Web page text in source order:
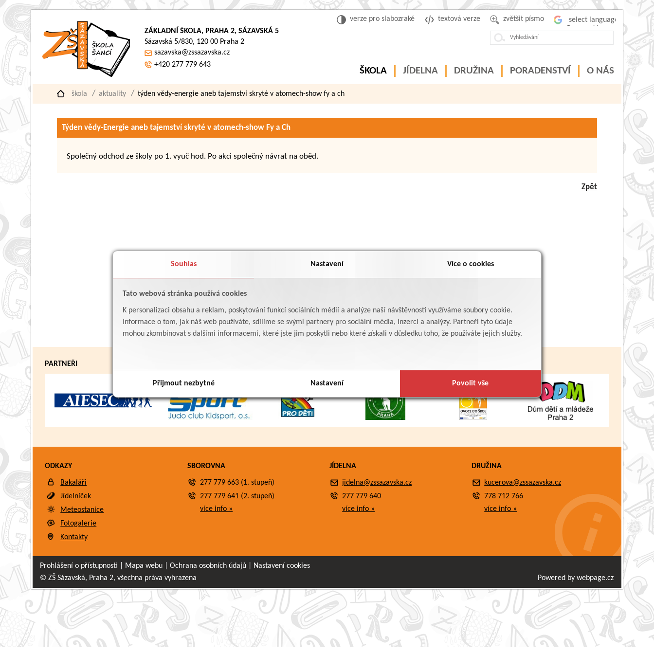
Souhlas Nastavení Více o cookies
Tato webová stránka používá cookies
K personalizaci obsahu a reklam, poskytování funkcí sociálních médií a analýze naší návštěvnosti využíváme soubory cookie.
Informace o tom, jak náš web používáte, sdílíme se svými partnery pro sociální média, inzerci a analýzy. Partneři tyto údaje
mohou zkombinovat s dalšími informacemi, které jste jim poskytli nebo které získali v důsledku toho, že používáte jejich služby.
Přijmout nezbytné Nastavení Povolit vše
zvětšit písmo
textová verze
verze pro slabozraké
ZÁKLADNÍ ŠKOLA, PRAHA 2, SÁZAVSKÁ 5
Sázavská 5/830, 120 00 Praha 2
sazavska@zssazavska.cz
+420 277 779 643
ŠKOLA JÍDELNA DRUŽINA PORADENSTVÍ O NÁS
škola aktuality týden vědy-energie aneb tajemství skryté v atomech-show fy a ch
Týden vědy-Energie aneb tajemství skryté v atomech-show Fy a Ch
Společný odchod ze školy po 1. vyuč hod. Po akci společný návrat na oběd.
Zpět
PARTNEŘI
ODKAZY
Bakaláři
Jídelníček
Meteostanice
Fotogalerie
Kontakty
SBOROVNA
277 779 663 (1. stupeň)
277 779 641 (2. stupeň)
více info »
JÍDELNA
jidelna@zssazavska.cz
277 779 640
více info »
DRUŽINA
kucerova@zssazavska.cz
778 712 766
více info »
Prohlášení o přístupnosti Mapa webu |Ochrana osobních údajů
Nastavení cookies
© ZŠ Sázavská, Praha 2, všechna práva vyhrazena
Powered by webpage.cz